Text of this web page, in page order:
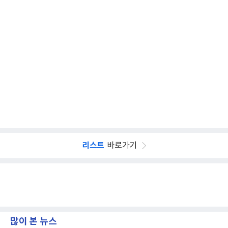
리스트 바로가기
많이 본 뉴스